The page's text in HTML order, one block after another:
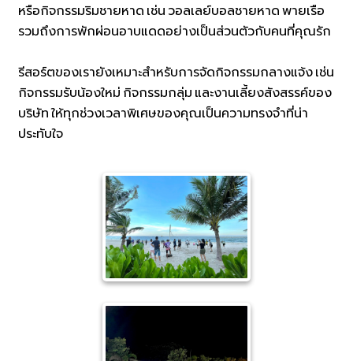
หรือกิจกรรมริมชายหาด เช่น วอลเลย์บอลชายหาด พายเรือ
รวมถึงการพักผ่อนอาบแดดอย่างเป็นส่วนตัวกับคนที่คุณรัก
รีสอร์ตของเรายังเหมาะสำหรับการจัดกิจกรรมกลางแจ้ง เช่น
กิจกรรมรับน้องใหม่ กิจกรรมกลุ่ม และงานเลี้ยงสังสรรค์ของ
บริษัท ให้ทุกช่วงเวลาพิเศษของคุณเป็นความทรงจำที่น่า
ประทับใจ